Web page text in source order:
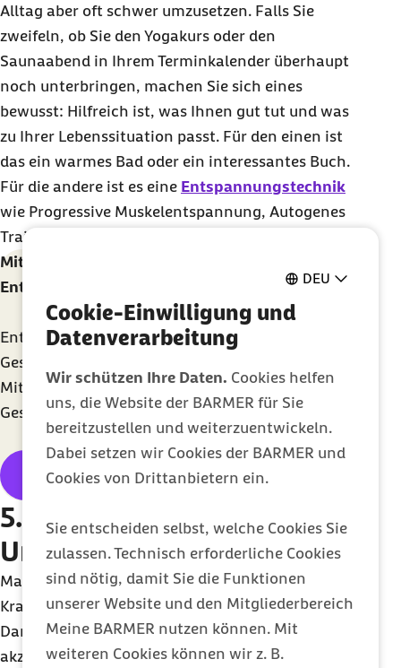
DEU
Cookie-Einwilligung und
Datenverarbeitung
Wir schützen Ihre Daten. Cookies helfen
uns, die Website der BARMER für Sie
bereitzustellen und weiterzuentwickeln.
Dabei setzen wir Cookies der BARMER und
Cookies von Drittanbietern ein.
Sie entscheiden selbst, welche Cookies Sie
zulassen. Technisch erforderliche Cookies
sind nötig, damit Sie die Funktionen
unserer Website und den Mitgliederbereich
Meine BARMER nutzen können. Mit
weiteren Cookies können wir z. B.
Alltag aber oft schwer umzusetzen. Falls Sie
zweifeln, ob Sie den Yogakurs oder den
Saunaabend in Ihrem Terminkalender überhaupt
noch unterbringen, machen Sie sich eines
bewusst: Hilfreich ist, was Ihnen gut tut und was
zu Ihrer Lebenssituation passt. Für den einen ist
das ein warmes Bad oder ein interessantes Buch.
Für die andere ist es eine Entspannungstechnik
wie Progressive Muskelentspannung, Autogenes
Training oder Qigong.
Mit der Barmer Gesundheitskurssuche
Entspannungskurse in Ihrer Nähe finden
Entdecken Sie mit der Kurssuche qualitätsgeprüfte
Gesundheitskurse direkt in Ihrer Nähe. Barmer-
Mitglieder erhalten bis zu 200 Euro Zuschuss für
Gesundheitskurse pro Jahr.
Barmer Gesundheitskurssuche
5. Stress bewältigen:
Unterstützung erhalten
Manchmal stehen wir so unter Strom, dass keine
Kraft und Luft mehr bleibt, um uns selbst zu helfen.
Dann ist es wichtig, dass wir unsere Grenzen
akzeptieren und nach Unterstützung suchen,